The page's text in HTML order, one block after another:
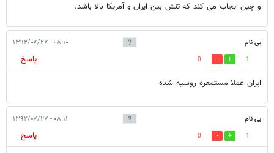
و چین ایجاب می کند که تنش بین ایران و آمریکا بالا باشد.
بی نام ۰۸:۱۰ - ۱۳۹۲/۰۷/۲۷
1
0
پاسخ
ایران عملا مستمعره روسیه شده
بی نام ۰۸:۱۱ - ۱۳۹۲/۰۷/۲۷
1
0
پاسخ